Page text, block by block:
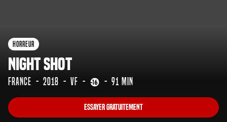
Horreur
Night Shot
France 2018 VF 91 min
Essayer gratuitement